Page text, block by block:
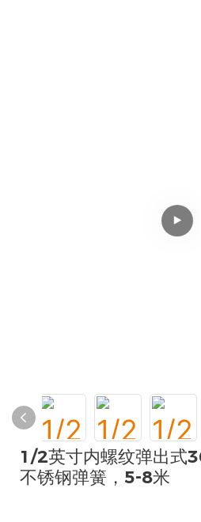
1/2英寸内螺纹弹出式
不锈钢弹簧，5-8米